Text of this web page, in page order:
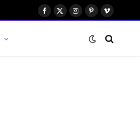
Facebook
X
Instagram
PinterestVimeo